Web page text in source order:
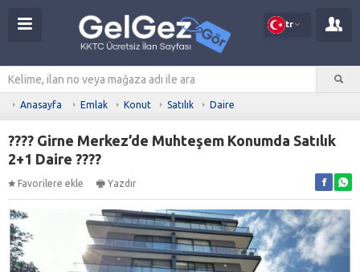
tr
Anasayfa Emlak Konut Satılık Daire
???? Girne Merkez’de Muhteşem Konumda Satılık
2+1 Daire ????
Favorilere ekle Yazdır